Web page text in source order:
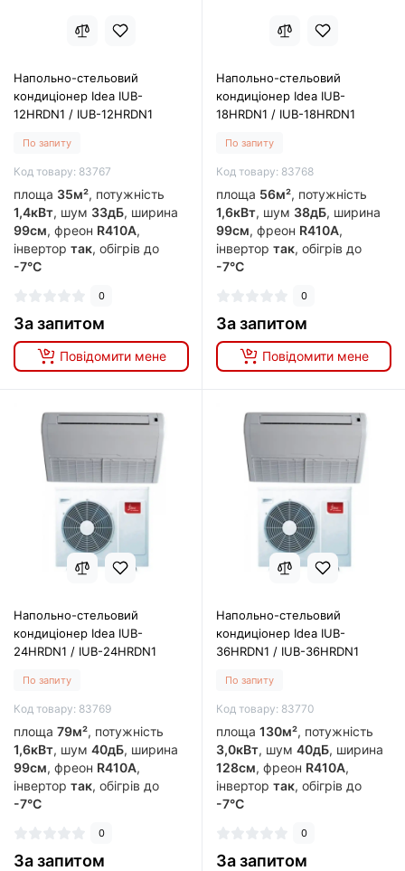
Напольно-стельовий
кондиціонер Idea IUB-
12HRDN1 / IUB-12HRDN1
По запиту
Код товару: 83767
площа 35м², потужність
1,4кВт, шум 33дБ, ширина
99см, фреон R410A,
інвертор так, обігрів до
-7°C
0
За запитом
Повідомити мене
Напольно-стельовий
кондиціонер Idea IUB-
18HRDN1 / IUB-18HRDN1
По запиту
Код товару: 83768
площа 56м², потужність
1,6кВт, шум 38дБ, ширина
99см, фреон R410A,
інвертор так, обігрів до
-7°C
0
За запитом
Повідомити мене
Напольно-стельовий
кондиціонер Idea IUB-
24HRDN1 / IUB-24HRDN1
По запиту
Код товару: 83769
площа 79м², потужність
1,6кВт, шум 40дБ, ширина
99см, фреон R410A,
інвертор так, обігрів до
-7°C
0
За запитом
Напольно-стельовий
кондиціонер Idea IUB-
36HRDN1 / IUB-36HRDN1
По запиту
Код товару: 83770
площа 130м², потужність
3,0кВт, шум 40дБ, ширина
128см, фреон R410A,
інвертор так, обігрів до
-7°C
0
За запитом